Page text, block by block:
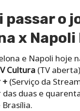
passar o
x Napoli
e Napoli hoje
Cultura (TV
+ (Serviço da
duas e